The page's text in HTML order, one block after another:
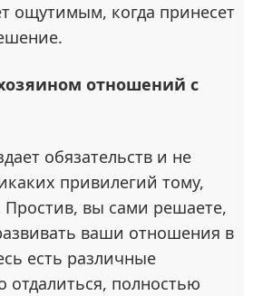
ощутимым, когда принесет
отношений с
обязательств и не
привилегий тому,
вы сами решаете,
ваши отношения в
есть различные
полностью